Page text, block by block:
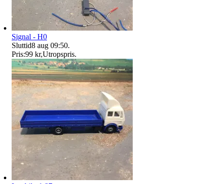
Signal - H0
Sluttid8 aug 09:50.
Pris:99 kr,Utropspris.